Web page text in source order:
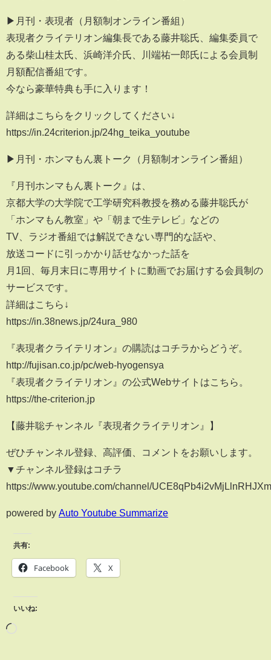
▶︎月刊・表現者（月額制オンライン番組）
表現者クライテリオン編集長である藤井聡氏、編集委員で
ある柴山桂太氏、浜崎洋介氏、川端祐一郎氏による会員制
月額配信番組です。
今なら豪華特典も手に入ります！
詳細はこちらをクリックしてください↓
https://in.24criterion.jp/24hg_teika_youtube
▶︎月刊・ホンマもん裏トーク（月額制オンライン番組）
『月刊ホンマもん裏トーク』は、
京都大学の大学院で工学研究科教授を務める藤井聡氏が
「ホンマもん教室」や「朝まで生テレビ」などの
TV、ラジオ番組では解説できない専門的な話や、
放送コードに引っかかり話せなかった話を
月1回、毎月末日に専用サイトに動画でお届けする会員制の
サービスです。
詳細はこちら↓
https://in.38news.jp/24ura_980
『表現者クライテリオン』の購読はコチラからどうぞ。
http://fujisan.co.jp/pc/web-hyogensya
『表現者クライテリオン』の公式Webサイトはこちら。
https://the-criterion.jp
【藤井聡チャンネル『表現者クライテリオン』】
ぜひチャンネル登録、高評価、コメントをお願いします。
▼チャンネル登録はコチラ
https://www.youtube.com/channel/
powered by Auto Youtube Summarize
共有:
Facebook X
いいね: